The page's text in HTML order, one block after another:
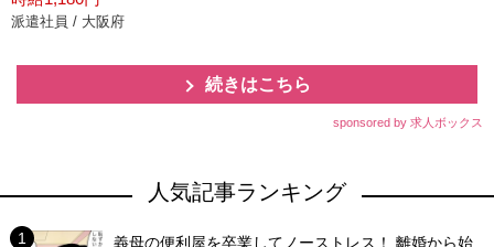
派遣社員 / 大阪府
続きはこちら
sponsored by 求人ボックス
人気記事ランキング
義母の便利屋を卒業してノーストレス！ 離婚から始